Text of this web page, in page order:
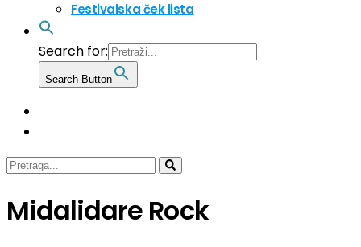
Festivalska ček lista
Search for:
Search Button
Midalidare Rock